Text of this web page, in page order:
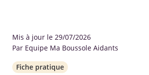
Mis à jour le 29/07/2026
Par Equipe Ma Boussole Aidants
Fiche pratique